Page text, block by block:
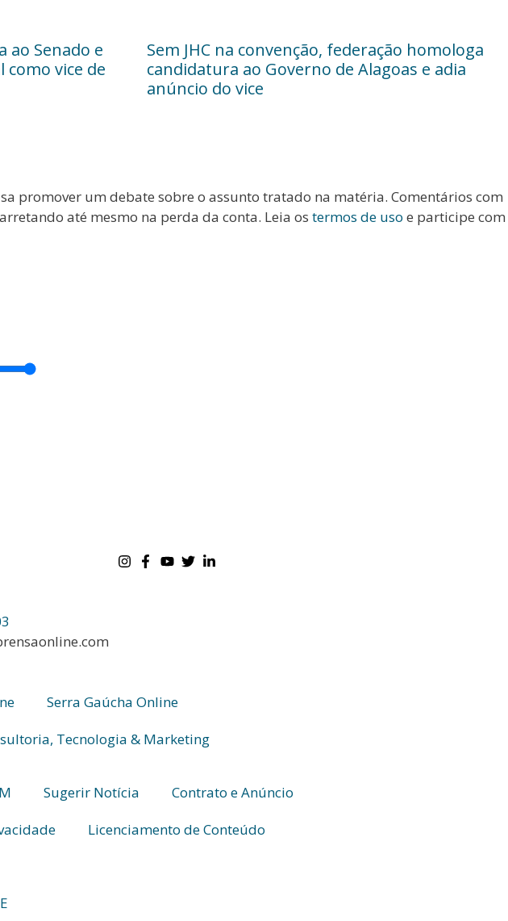
ao Senado e
vice de
Sem JHC na convenção, federação homologa
candidatura ao Governo de Alagoas e adia
anúncio do vice
promover um debate sobre o assunto tratado na matéria. Comentários com
até mesmo na perda da conta. Leia os termos de uso e participe com
Serra Gaúcha Online
Tecnologia & Marketing
Sugerir Notícia
Contrato e Anúncio
Licenciamento de Conteúdo